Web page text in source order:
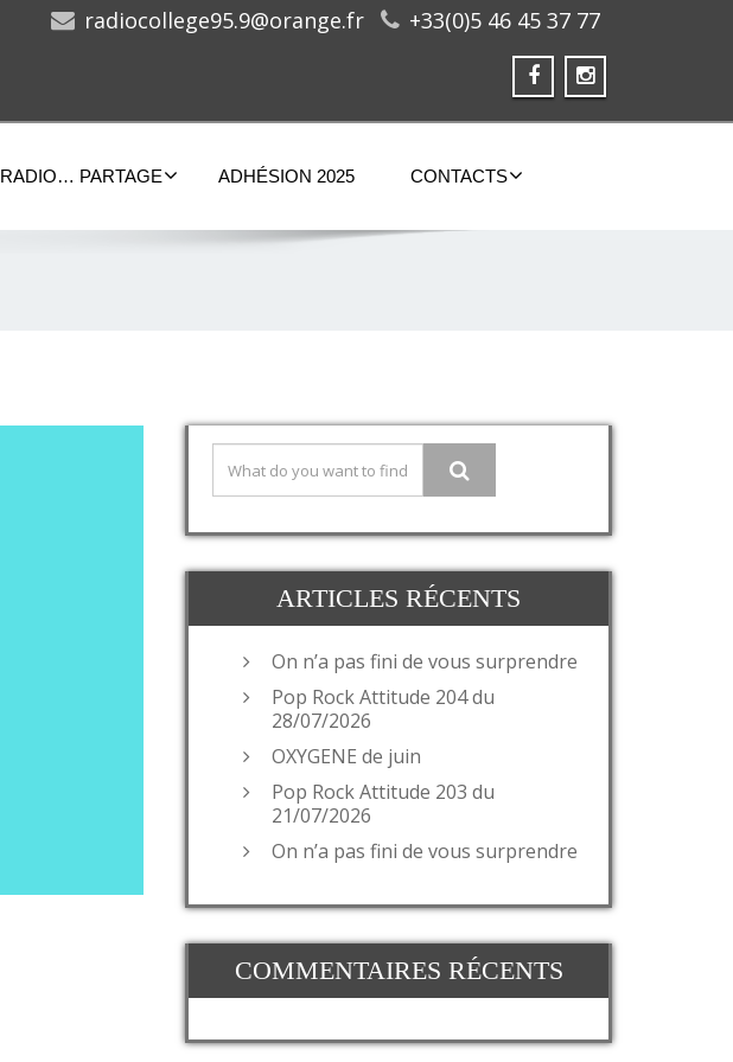
radiocollege95.9@orange.fr +33(0)5 46 45 37 77
RADIO… PARTAGE ADHÉSION 2025 CONTACTS
ARTICLES RÉCENTS
On n’a pas fini de vous surprendre
Pop Rock Attitude 204 du
28/07/2026
OXYGENE de juin
Pop Rock Attitude 203 du
21/07/2026
On n’a pas fini de vous surprendre
COMMENTAIRES RÉCENTS